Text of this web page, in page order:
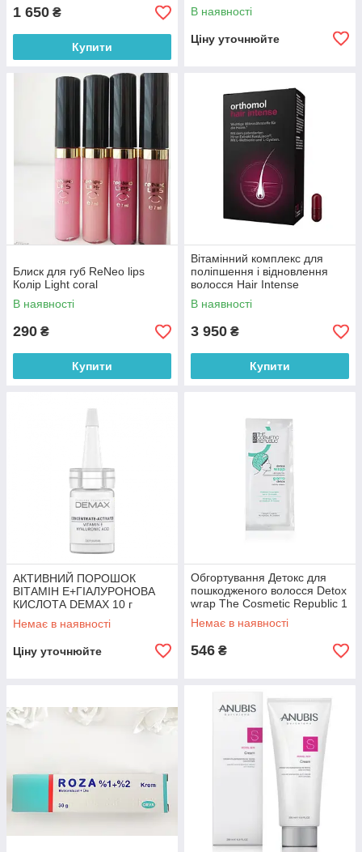
1 650 ₴
Купити
В наявності
Ціну уточнюйте
Блиск для губ ReNeo lips
Колір Light coral
В наявності
290 ₴
Купити
Вітамінний комплекс для
поліпшення і відновлення
волосся Hair Intense
Orthomol 60 шт
В наявності
3 950 ₴
Купити
АКТИВНИЙ ПОРОШОК
ВІТАМІН Е+ГІАЛУРОНОВА
КИСЛОТА DEMAX 10 г
Немає в наявності
Ціну уточнюйте
Обгортування Детокс для
пошкодженого волосся Detox
wrap The Cosmetic Republic 1
шт
Немає в наявності
546 ₴